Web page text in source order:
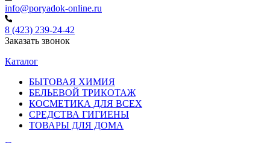
info@poryadok-online.ru
8 (423) 239-24-42
Заказать звонок
Каталог
БЫТОВАЯ ХИМИЯ
БЕЛЬЕВОЙ ТРИКОТАЖ
КОСМЕТИКА ДЛЯ ВСЕХ
СРЕДСТВА ГИГИЕНЫ
ТОВАРЫ ДЛЯ ДОМА